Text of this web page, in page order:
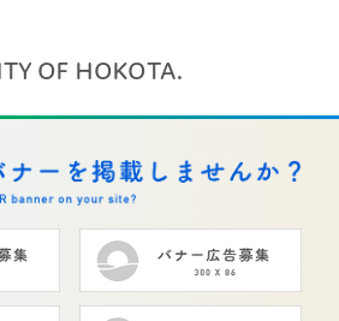
OF HOKOTA.